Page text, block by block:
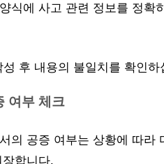
식에 사고 관련 정보를 정확
성 후 내용의 불일치를 확인하
여부 체크
의 공증 여부는 상황에 따라
합니다.